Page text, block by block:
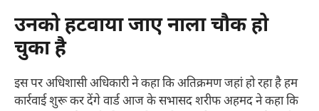
उनको हटवाया जाए नाला चौक हो
चुका है
इस पर अधिशासी अधिकारी ने कहा कि अतिक्रमण जहां हो रहा है हम
कार्रवाई शुरू कर देंगे वार्ड आज के सभासद शरीफ अहमद ने कहा कि